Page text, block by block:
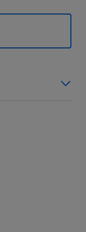
崎駅（バス
分）
回にしっかり